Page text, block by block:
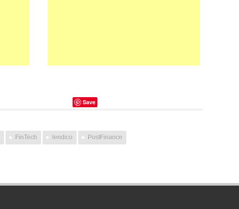
Save
FinTech lendico PostFinance